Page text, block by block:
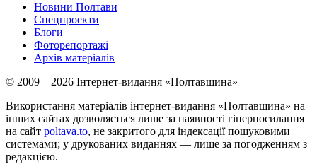
Новини Полтави
Спецпроекти
Блоги
Фоторепортажі
Архів матеріалів
© 2009 – 2026 Інтернет-видання «Полтавщина»
Використання матеріалів інтернет-видання «Полтавщина» на
інших сайтах дозволяється лише за наявності гіперпосилання
на сайт poltava.to, не закритого для індексації пошуковими
системами; у друкованих виданнях — лише за погодженням з
редакцією.